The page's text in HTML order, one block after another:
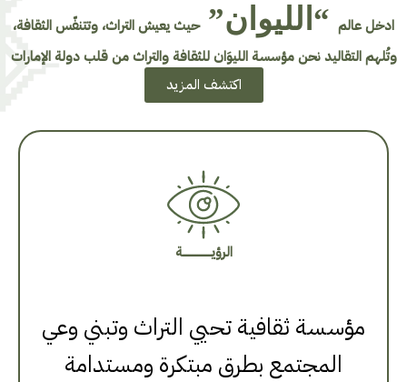
ادخل عالم “الليوان”حيث يعيش التراث، وتتنفّس الثقافة،
وتُلهم التقاليد نحن مؤسسة الليوَان للثقافة والتراث من قلب دولة الإمارات
اكتشف المزيد
الرؤيــــــــــــــــة
مؤسسة ثقافية تحيي التراث وتبني وعي
المجتمع بطرق مبتكرة ومستدامة